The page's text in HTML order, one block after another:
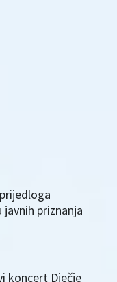
priznanja
koncert Dječje